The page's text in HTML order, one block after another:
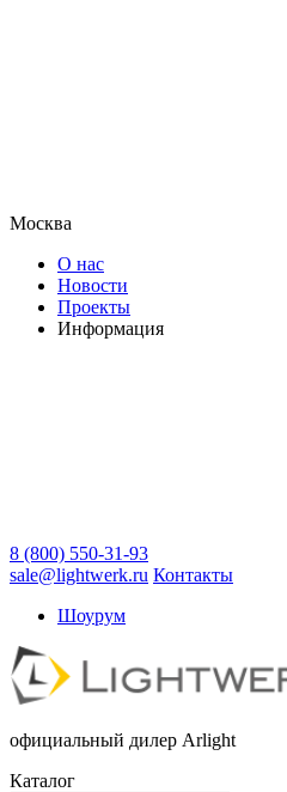
Москва
О нас
Новости
Проекты
Информация
8 (800) 550-31-93
sale@lightwerk.ru Контакты
Шоурум
официальный дилер Arlight
Каталог